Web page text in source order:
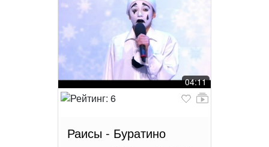
04:11
Раисы - Буратино